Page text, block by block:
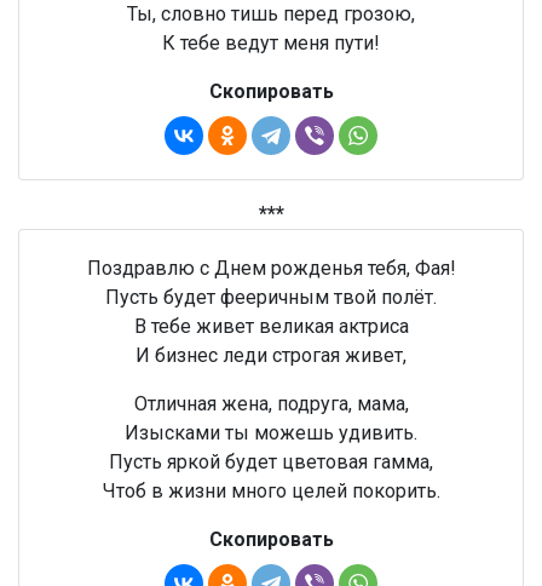
Ты, словно тишь перед грозою,
К тебе ведут меня пути!
Скопировать
***
Поздравлю с Днем рожденья тебя, Фая!
Пусть будет фееричным твой полёт.
В тебе живет великая актриса
И бизнес леди строгая живет,
Отличная жена, подруга, мама,
Изысками ты можешь удивить.
Пусть яркой будет цветовая гамма,
Чтоб в жизни много целей покорить.
Скопировать